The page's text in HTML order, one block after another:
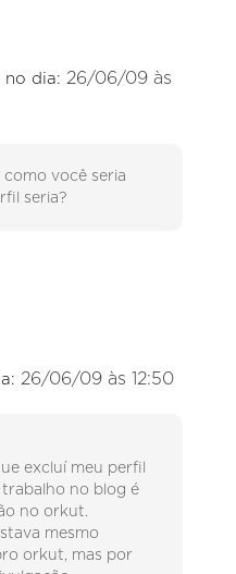
no dia: 26/06/09 às
você seria
seria?
26/06/09 às 12:50
excluí meu perfil
no blog é
no orkut.
mesmo
orkut, mas por